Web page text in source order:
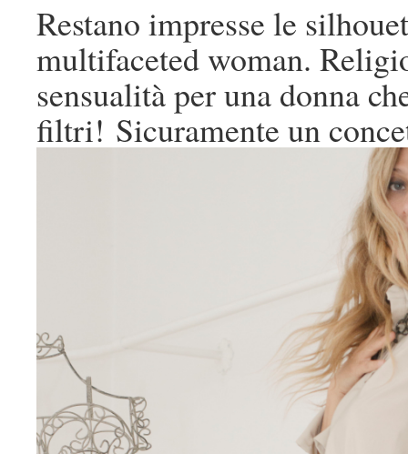
Restano impresse le
multifaceted woman.
sensualità per una donna
filtri! Sicuramente un